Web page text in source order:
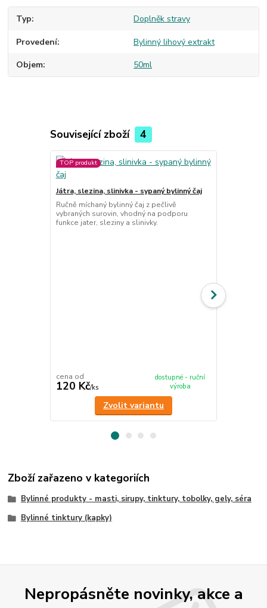
Typ Doplněk stravy
Provedení Bylinný lihový extrakt
Objem 50ml
Související zboží 4
TOP produkt
Játra, slezina, slinivka - sypaný bylinný čaj
Ručně míchaný bylinný čaj z pečlivě
vybraných surovin, vhodný na podporu
funkce jater, sleziny a slinivky.
cena od
120 Kč/ks
dostupné - ruční
výroba
Zvolit variantu
Zboží zařazeno v kategoriích
Bylinné produkty - masti, sirupy, tinktury, tobolky, gely, séra
Bylinné tinktury (kapky)
Nepropásněte novinky, akce a